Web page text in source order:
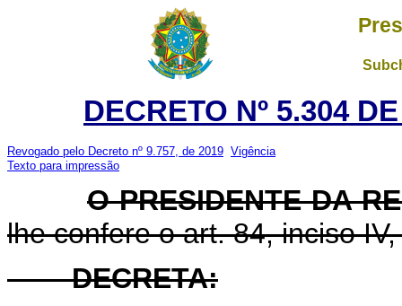
DECRETO Nº 5.304
Revogado pelo Decreto nº 9.757, de 2019 Vigência
Texto para impressão
O PRESIDENTE DA
lhe confere o art. 84, inciso
DECRETA: